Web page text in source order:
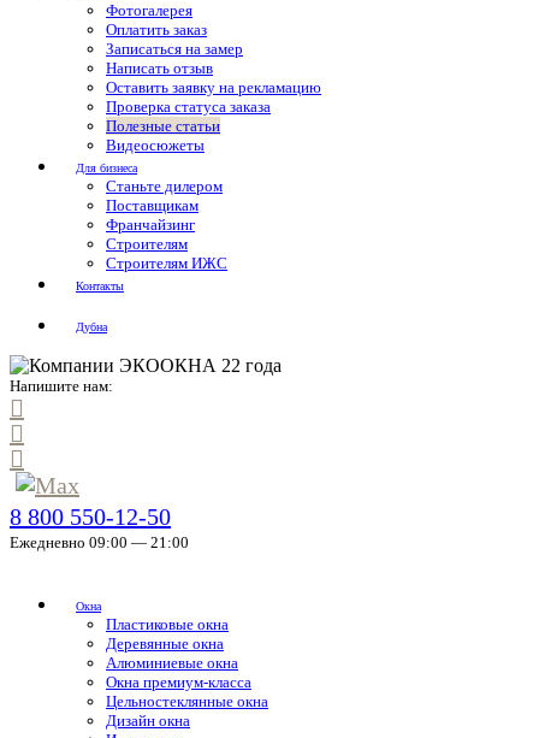
Фотогалерея
Оплатить заказ
Записаться на замер
Написать отзыв
Оставить заявку на рекламацию
Проверка статуса заказа
Полезные статьи
Видеосюжеты
Для бизнеса
Станьте дилером
Поставщикам
Франчайзинг
Строителям
Строителям ИЖС
Контакты
Дубна
Напишите нам:
8 800 550-12-50
Ежедневно 09:00 — 21:00
Окна
Пластиковые окна
Деревянные окна
Алюминиевые окна
Окна премиум-класса
Цельностеклянные окна
Дизайн окна